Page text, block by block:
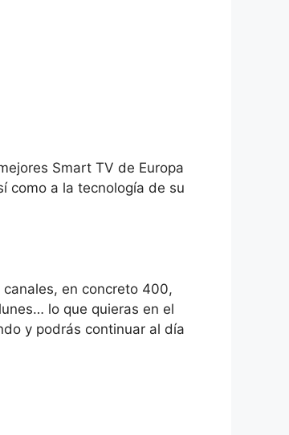
Smart TV de Europa
como a la tecnología de su
en concreto 400,
lo que quieras en el
y podrás continuar al día